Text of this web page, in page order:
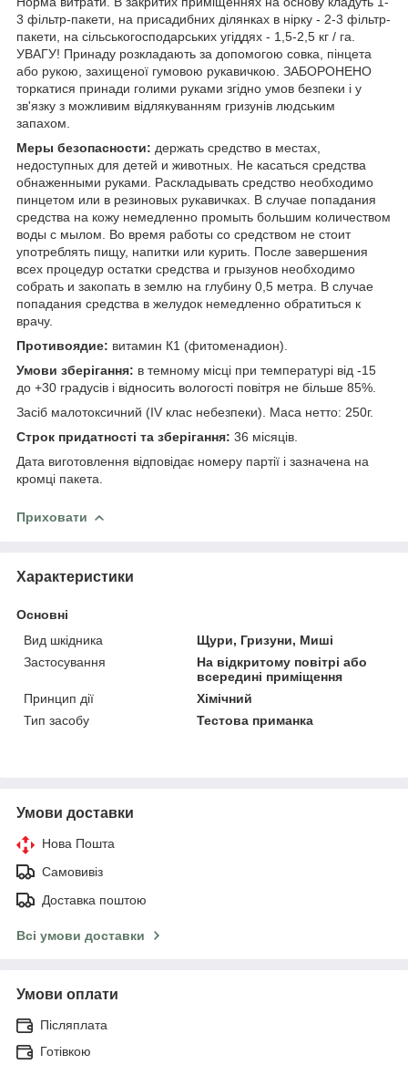
3 фільтр-пакети, на присадибних ділянках в нірку - 2-3 фільтр-
пакети, на сільськогосподарських угіддях - 1,5-2,5 кг / га.
УВАГУ! Принаду розкладають за допомогою совка, пінцета
або рукою, захищеної гумовою рукавичкою. ЗАБОРОНЕНО
торкатися принади голими руками згідно умов безпеки і у
зв'язку з можливим відлякуванням гризунів людським
запахом.
Меры безопасности: держать средство в местах,
недоступных для детей и животных. Не касаться средства
обнаженными руками. Раскладывать средство необходимо
пинцетом или в резиновых рукавичках. В случае попадания
средства на кожу немедленно промыть большим количеством
воды с мылом. Во время работы со средством не стоит
употреблять пищу, напитки или курить. После завершения
всех процедур остатки средства и грызунов необходимо
собрать и закопать в землю на глубину 0,5 метра. В случае
попадания средства в желудок немедленно обратиться к
врачу.
Противоядие: витамин К1 (фитоменадион).
Умови зберігання: в темному місці при температурі від -15
до +30 градусів і відносить вологості повітря не більше 85%.
Засіб малотоксичний (IV клас небезпеки). Маса нетто: 250г.
Строк придатності та зберігання: 36 місяців.
Дата виготовлення відповідає номеру партії і зазначена на
кромці пакета.
Приховати
Характеристики
Основні
Вид шкідника
Щури, Гризуни, Миші
Застосування
На відкритому повітрі або
всередині приміщення
Принцип дії
Хімічний
Тип засобу
Тестова приманка
Умови доставки
Нова Пошта
Самовивіз
Доставка поштою
Всі умови доставки
Умови оплати
Післяплата
Готівкою